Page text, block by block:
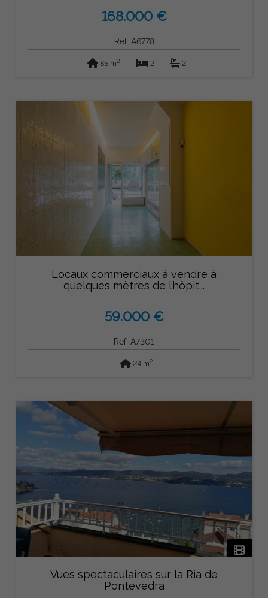
168.000 €
Ref: A6778
85 m2 2 2
Locaux commerciaux à vendre à
quelques mètres de l’hôpit...
59.000 €
Ref: A7301
24 m2
Vues spectaculaires sur la Ria de
Pontevedra